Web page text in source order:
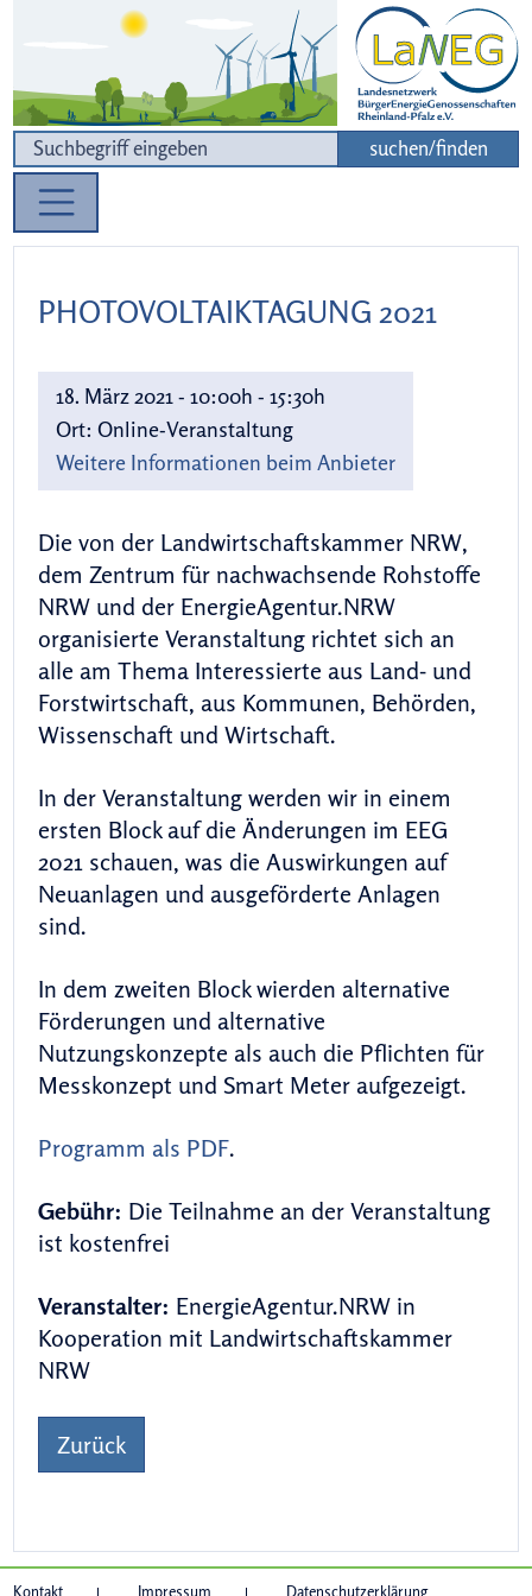
Zur Navigation
Zum Inhalt
suchen/finden
PHOTOVOLTAIKTAGUNG 2021
18. März 2021 - 10:00h - 15:30h
Ort: Online-Veranstaltung
Weitere Informationen beim Anbieter
Die von der Landwirtschaftskammer NRW,
dem Zentrum für nachwachsende Rohstoffe
NRW und der EnergieAgentur.NRW
organisierte Veranstaltung richtet sich an
alle am Thema Interessierte aus Land- und
Forstwirtschaft, aus Kommunen, Behörden,
Wissenschaft und Wirtschaft.
In der Veranstaltung werden wir in einem
ersten Block auf die Änderungen im EEG
2021 schauen, was die Auswirkungen auf
Neuanlagen und ausgeförderte Anlagen
sind.
In dem zweiten Block wierden alternative
Förderungen und alternative
Nutzungskonzepte als auch die Pflichten für
Messkonzept und Smart Meter aufgezeigt.
Programm als PDF.
Gebühr: Die Teilnahme an der Veranstaltung
ist kostenfrei
Veranstalter: EnergieAgentur.NRW in
Kooperation mit Landwirtschaftskammer
NRW
Zurück
Kontakt Impressum Datenschutzerklärung